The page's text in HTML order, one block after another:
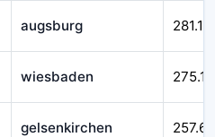
augsburg 281.111
wiesbaden
gelsenkirchen